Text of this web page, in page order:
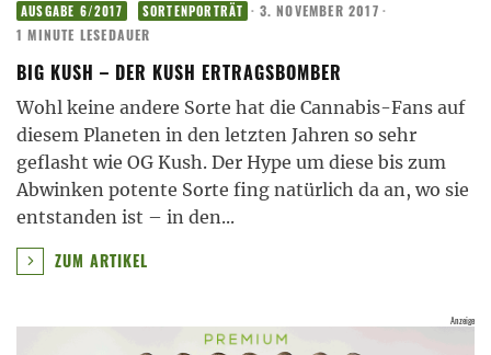
AUSGABE 6/2017 SORTENPORTRÄT · 3. NOVEMBER 2017 ·
1 MINUTE LESEDAUER
BIG KUSH – DER KUSH ERTRAGSBOMBER
Wohl keine andere Sorte hat die Cannabis-Fans auf
diesem Planeten in den letzten Jahren so sehr
geflasht wie OG Kush. Der Hype um diese bis zum
Abwinken potente Sorte fing natürlich da an, wo sie
entstanden ist – in den...
ZUM ARTIKEL